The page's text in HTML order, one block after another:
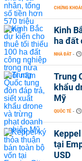
CHỨNG
Kinh
ha đất
NHÀ ĐẤT -
Trung
khẩu
Mỹ
QUỐC TẾ -
tại
USD